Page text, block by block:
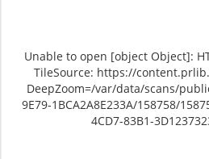
Unable to open [object Object]:
TileSource: https://
DeepZoom=/var/data/scans/
9E79-1BCA2A8E233A/158758/
4CD7-83B1-